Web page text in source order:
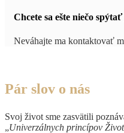
Chcete sa ešte niečo
Neváhajte ma kontaktovať
Pár slov o nás
Svoj život sme zasvätili
„Univerzálnych princípov